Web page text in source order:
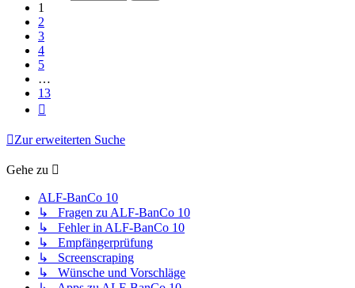
1
2
3
4
5
…
13
Zur erweiterten Suche
Gehe zu
ALF-BanCo 10
↳ Fragen zu ALF-BanCo 10
↳ Fehler in ALF-BanCo 10
↳ Empfängerprüfung
↳ Screenscraping
↳ Wünsche und Vorschläge